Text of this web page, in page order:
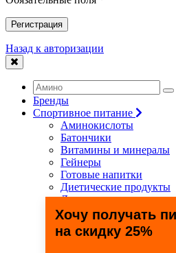
Регистрация
Назад к авторизации
Бренды
Спортивное питание
Аминокислоты
Батончики
Витамины и минералы
Гейнеры
Готовые напитки
Диетические продукты
Для связок и суставов
Жиросжигатели
Здоровье и долголетие
Креатин
Хочу получать
на скидку 25%